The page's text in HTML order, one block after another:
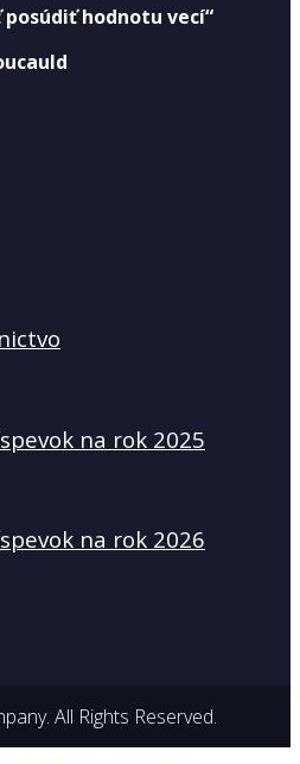
hodnotu vecí“
na rok 2025
na rok 2026
All Rights Reserved.